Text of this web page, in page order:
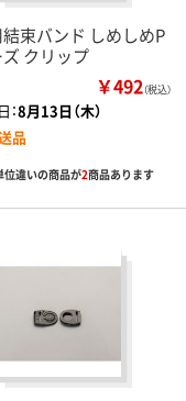
束バンド しめしめP
クリップ
￥492（税込）
8月13日（木）
品
位違いの商品が2商品あります